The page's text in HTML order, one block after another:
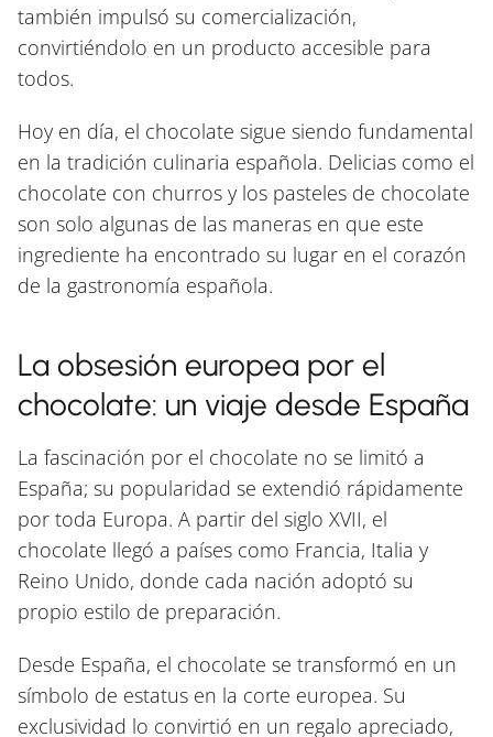
también impulsó su comercialización,
convirtiéndolo en un producto accesible para
todos.
Hoy en día, el chocolate sigue siendo fundamental
en la tradición culinaria española. Delicias como el
chocolate con churros y los pasteles de chocolate
son solo algunas de las maneras en que este
ingrediente ha encontrado su lugar en el corazón
de la gastronomía española.
La obsesión europea por el
chocolate: un viaje desde España
La fascinación por el chocolate no se limitó a
España; su popularidad se extendió rápidamente
por toda Europa. A partir del siglo XVII, el
chocolate llegó a países como Francia, Italia y
Reino Unido, donde cada nación adoptó su
propio estilo de preparación.
Desde España, el chocolate se transformó en un
símbolo de estatus en la corte europea. Su
exclusividad lo convirtió en un regalo apreciado,